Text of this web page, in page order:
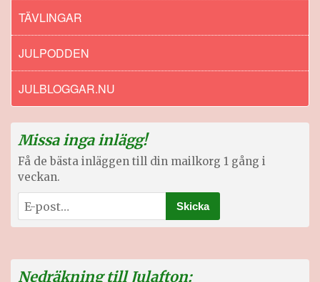
TÄVLINGAR
JULPODDEN
JULBLOGGAR.NU
Missa inga inlägg!
Få de bästa inläggen till din mailkorg 1 gång i
veckan.
Nedräkning till Julafton: